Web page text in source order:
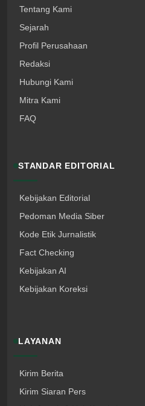
Tentang Kami
Sejarah
Profil Perusahaan
Redaksi
Hubungi Kami
Mitra Kami
FAQ
STANDAR EDITORIAL
Kebijakan Editorial
Pedoman Media Siber
Kode Etik Jurnalistik
Fact Checking
Kebijakan AI
Kebijakan Koreksi
LAYANAN
Kirim Berita
Kirim Siaran Pers